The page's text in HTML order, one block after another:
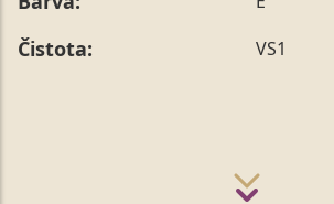
Čistota: VS1